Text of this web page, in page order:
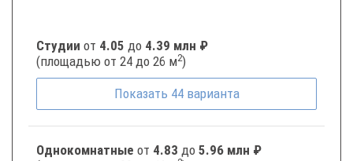
Студии от 4.05 до 4.39 млн ₽
(площадью от 24 до 26 м2)
Показать 44 варианта
Однокомнатные от 4.83 до 5.96 млн ₽